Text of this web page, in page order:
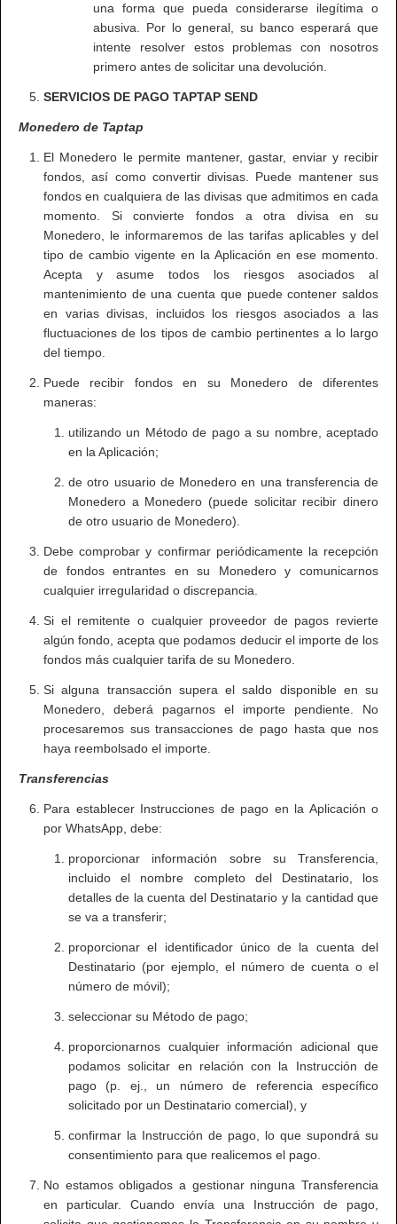
una forma que pueda considerarse ilegítima o
abusiva. Por lo general, su banco esperará que
intente resolver estos problemas con nosotros
primero antes de solicitar una devolución.
SERVICIOS DE PAGO TAPTAP SEND
Monedero de Taptap
El Monedero le permite mantener, gastar, enviar y recibir
fondos, así como convertir divisas. Puede mantener sus
fondos en cualquiera de las divisas que admitimos en cada
momento. Si convierte fondos a otra divisa en su
Monedero, le informaremos de las tarifas aplicables y del
tipo de cambio vigente en la Aplicación en ese momento.
Acepta y asume todos los riesgos asociados al
mantenimiento de una cuenta que puede contener saldos
en varias divisas, incluidos los riesgos asociados a las
fluctuaciones de los tipos de cambio pertinentes a lo largo
del tiempo.
Puede recibir fondos en su Monedero de diferentes
maneras:
utilizando un Método de pago a su nombre, aceptado
en la Aplicación;
de otro usuario de Monedero en una transferencia de
Monedero a Monedero (puede solicitar recibir dinero
de otro usuario de Monedero).
Debe comprobar y confirmar periódicamente la recepción
de fondos entrantes en su Monedero y comunicarnos
cualquier irregularidad o discrepancia.
Si el remitente o cualquier proveedor de pagos revierte
algún fondo, acepta que podamos deducir el importe de los
fondos más cualquier tarifa de su Monedero.
Si alguna transacción supera el saldo disponible en su
Monedero, deberá pagarnos el importe pendiente. No
procesaremos sus transacciones de pago hasta que nos
haya reembolsado el importe.
Transferencias
Para establecer Instrucciones de pago en la Aplicación o
por WhatsApp, debe:
proporcionar información sobre su Transferencia,
incluido el nombre completo del Destinatario, los
detalles de la cuenta del Destinatario y la cantidad que
se va a transferir;
proporcionar el identificador único de la cuenta del
Destinatario (por ejemplo, el número de cuenta o el
número de móvil);
seleccionar su Método de pago;
proporcionarnos cualquier información adicional que
podamos solicitar en relación con la Instrucción de
pago (p. ej., un número de referencia específico
solicitado por un Destinatario comercial), y
confirmar la Instrucción de pago, lo que supondrá su
consentimiento para que realicemos el pago.
No estamos obligados a gestionar ninguna Transferencia
en particular. Cuando envía una Instrucción de pago,